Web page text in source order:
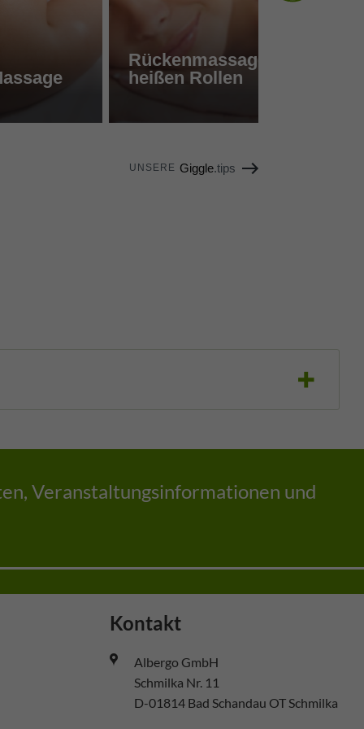
Rückenmassage mit
heißen Rollen
UNSERE Giggle.tips
Veranstaltungsinformationen und
Kontakt
Albergo GmbH
Schmilka Nr. 11
D-01814 Bad Schandau OT Schmilka